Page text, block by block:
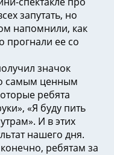
запутать, но
напомнили, как
прогнали ее со
значок
самым ценным
ребята
«Я буду пить
И в этих
нашего дня.
ребятам за